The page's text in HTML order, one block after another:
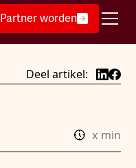
Partner worden
Deel artikel:
x min